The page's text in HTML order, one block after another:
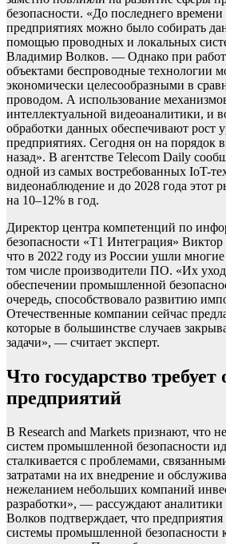
безопасности. «До последнего
предприятиях можно было собирать
помощью проводных и локальных
Владимир Волков. — Однако при
объектами беспроводные технологии
экономически целесообразными в
проводом. А использование
интеллектуальной видеоаналитики, и
обработки данных обеспечивают рост
предприятиях. Сегодня он на порядок
назад». В агентстве Telecom Daily
одной из самых востребованных IoT-
видеонаблюдение и до 2028 года этот
на 10–12% в год.
Директор центра компетенций по
безопасности «Т1 Интеграция»
что в 2022 году из России ушли
том числе производители ПО. «Их уход
обеспечении промышленной
очередь, способствовало развитию
Отечественные компании сейчас
которые в большинстве случаев
задачи», — считает эксперт.
Что государство требует
предприятий
В Research аnd Markets признают, что
систем промышленной безопасности
сталкивается с проблемами,
затратами на их внедрение и
нежеланием небольших компаний
разработки», — рассуждают
Волков подтверждает, что предприятия
системы промышленной безопасности